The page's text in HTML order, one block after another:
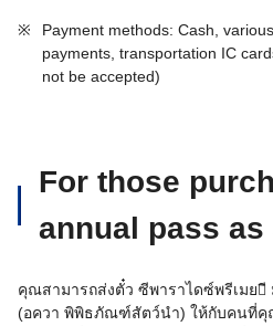
※
Payment methods: Cash,
payments, transportation IC
not be accepted)
For those
annual pass as
คุณสามารถส่งตั๋ว ซีพาราไดซ์พรีเมย􀑷ี
(อควา พิพิธภัณฑ์สัตว์นำ) ให้กับคนที่คุ